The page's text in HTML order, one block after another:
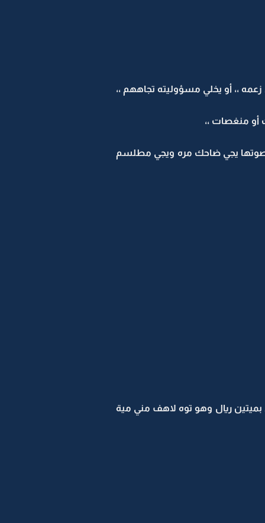
،، أو يخلي مسؤوليته تجاههم ،،
أو منغصات ،،
وصوتها يجي ضاحك مره ويجي مطلسم
ريال وهو توه لاهف مني مية